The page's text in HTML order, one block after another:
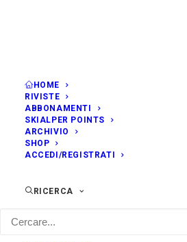
HOME
RIVISTE
ABBONAMENTI
SKIALPER POINTS
ARCHIVIO
SHOP
ACCEDI/REGISTRATI
RICERCA